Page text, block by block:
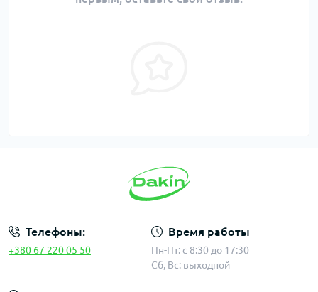
Телефоны:
+380 67 220 05 50
Время работы
Пн-Пт: с 8:30 до 17:30
Сб, Вс: выходной